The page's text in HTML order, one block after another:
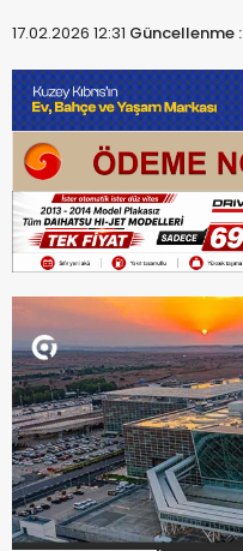
17.02.2026 12:31 Güncellenme :